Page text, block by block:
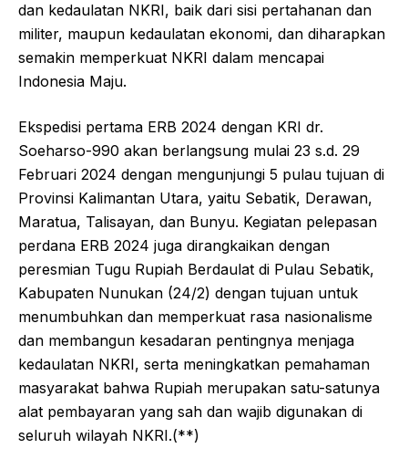
dan kedaulatan NKRI, baik dari sisi pertahanan dan
militer, maupun kedaulatan ekonomi, dan diharapkan
semakin memperkuat NKRI dalam mencapai
Indonesia Maju.
Ekspedisi pertama ERB 2024 dengan KRI dr.
Soeharso-990 akan berlangsung mulai 23 s.d. 29
Februari 2024 dengan mengunjungi 5 pulau tujuan di
Provinsi Kalimantan Utara, yaitu Sebatik, Derawan,
Maratua, Talisayan, dan Bunyu. Kegiatan pelepasan
perdana ERB 2024 juga dirangkaikan dengan
peresmian Tugu Rupiah Berdaulat di Pulau Sebatik,
Kabupaten Nunukan (24/2) dengan tujuan untuk
menumbuhkan dan memperkuat rasa nasionalisme
dan membangun kesadaran pentingnya menjaga
kedaulatan NKRI, serta meningkatkan pemahaman
masyarakat bahwa Rupiah merupakan satu-satunya
alat pembayaran yang sah dan wajib digunakan di
seluruh wilayah NKRI.(**)